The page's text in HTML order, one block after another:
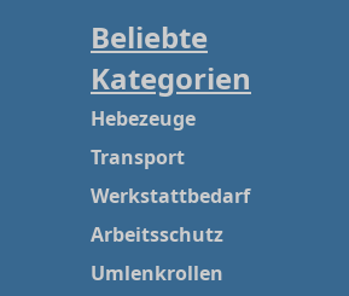
Beliebte
Kategorien
Hebezeuge
Transport
Werkstattbedarf
Arbeitsschutz
Umlenkrollen